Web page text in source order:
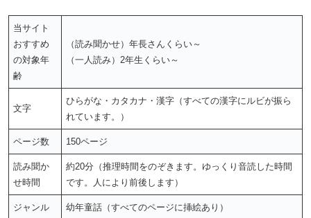
当サイト
おすすめ
の対象年
齢
（読み聞かせ）年長さんくらい～
（一人読み）2年生くらい～
文字
ひらがな・カタカナ・漢字（すべての漢字にルビが振ら
れています。）
ページ数 150ページ
読み聞か
せ時間
約20分（推理時間をのぞきます。ゆっくり音読した時間
です。人により前後します）
ジャンル 幼年童話（すべてのページに挿絵あり）